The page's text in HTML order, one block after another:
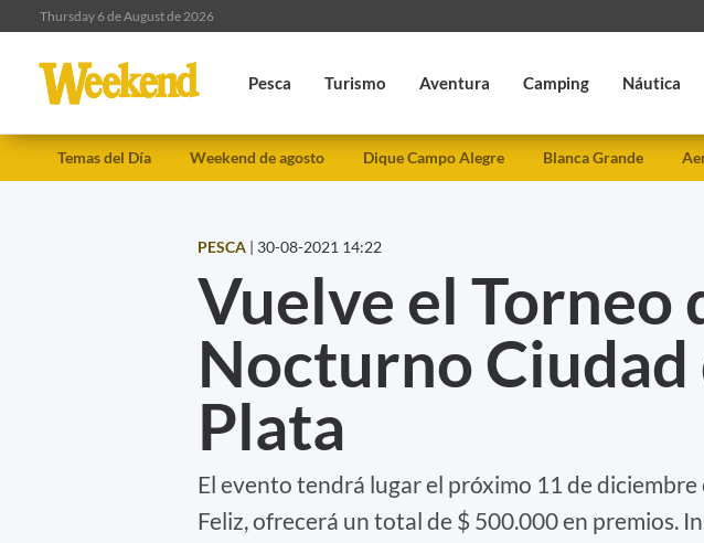
Thursday 6 de August de 2026
Pesca Turismo Aventura Camping Náutica
Temas del Día Weekend de agosto Dique Campo Alegre Blanca Grande
PESCA | 30-08-2021 14:22
Vuelve el Torneo
Nocturno Ciudad
Plata
El evento tendrá lugar el próximo 11 de diciembre
Feliz, ofrecerá un total de $ 500.000 en premios.